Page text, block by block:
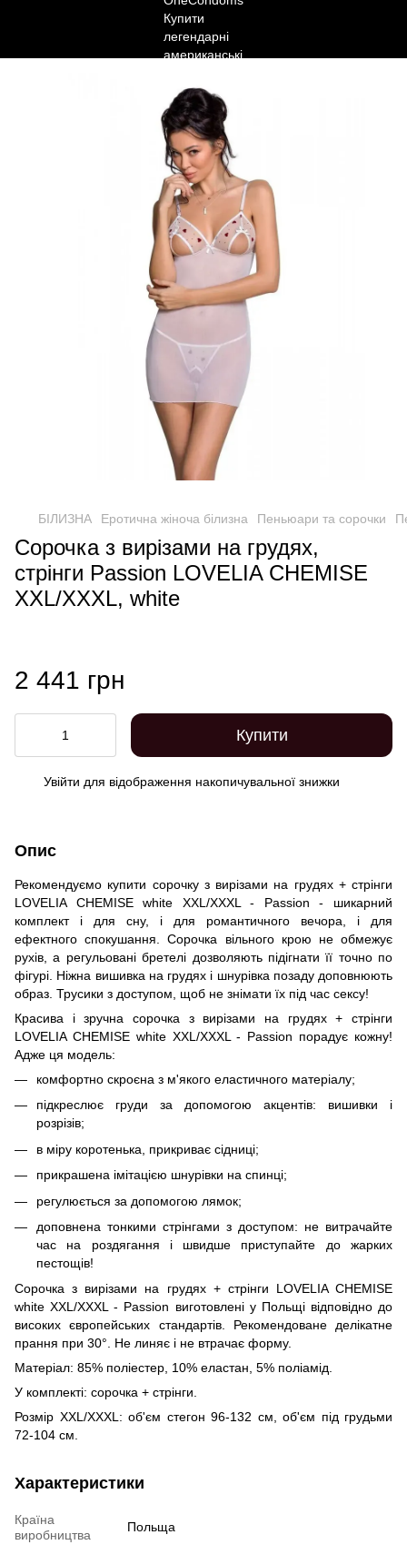
БІЛИЗНА Еротична жіноча білизна Пеньюари та сорочки
Сорочка з вирізами на грудях,
стрінги Passion LOVELIA CHEMISE
XXL/XXXL, white
2 441 грн
Купити
Увійти для відображення накопичувальної знижки
Опис
Рекомендуємо купити сорочку з вирізами на грудях + стрінги
LOVELIA CHEMISE white XXL/XXXL - Passion - шикарний
комплект і для сну, і для романтичного вечора, і для
ефектного спокушання. Сорочка вільного крою не обмежує
рухів, а регульовані бретелі дозволяють підігнати її точно по
фігурі. Ніжна вишивка на грудях і шнурівка позаду доповнюють
образ. Трусики з доступом, щоб не знімати їх під час сексу!
Красива і зручна сорочка з вирізами на грудях + стрінги
LOVELIA CHEMISE white XXL/XXXL - Passion порадує кожну!
Адже ця модель:
комфортно скроєна з м'якого еластичного матеріалу;
підкреслює груди за допомогою акцентів: вишивки і
розрізів;
в міру коротенька, прикриває сідниці;
прикрашена імітацією шнурівки на спинці;
регулюється за допомогою лямок;
доповнена тонкими стрінгами з доступом: не витрачайте
час на роздягання і швидше приступайте до жарких
пестощів!
Сорочка з вирізами на грудях + стрінги LOVELIA CHEMISE
white XXL/XXXL - Passion виготовлені ​​у Польщі відповідно до
високих європейських стандартів. Рекомендоване делікатне
прання при 30°. Не линяє і не втрачає форму.
Матеріал: 85% поліестер, 10% еластан, 5% поліамід.
У комплекті: сорочка + стрінги.
Розмір XXL/XXXL: об'єм стегон 96-132 см, об'єм під грудьми
72-104 см.
Характеристики
Країна
виробництва
Польща